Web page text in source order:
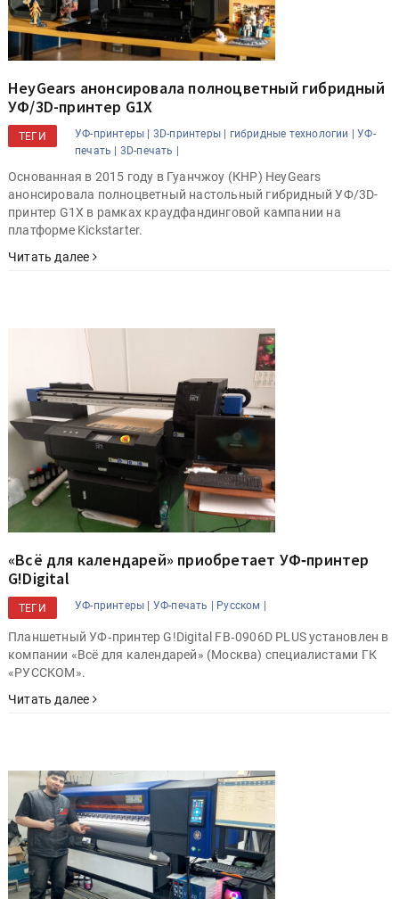
HeyGears анонсировала полноцветный гибридный
УФ/3D-принтер G1X
ТЕГИ УФ-принтеры | 3D-принтеры | гибридные технологии | УФ-
печать | 3D-печать |
Основанная в 2015 году в Гуанчжоу (КНР) HeyGears
анонсировала полноцветный настольный гибридный УФ/3D-
принтер G1X в рамках краудфандинговой кампании на
платформе Kickstarter.
Читать далее
«Всё для календарей» приобретает УФ‑принтер
G!Digital
ТЕГИ УФ-принтеры | УФ-печать | Русском |
Планшетный УФ‑принтер G!Digital FB‑0906D PLUS установлен в
компании «Всё для календарей» (Москва) специалистами ГК
«РУССКОМ».
Читать далее